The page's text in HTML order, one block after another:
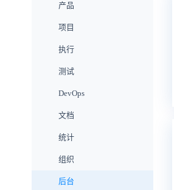
产品
项目
执行
测试
DevOps
文档
统计
组织
后台